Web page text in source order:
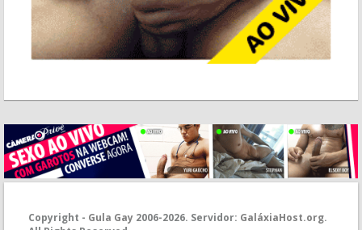
Copyright - Gula Gay 2006-2026. Servidor: GaláxiaHost.org.